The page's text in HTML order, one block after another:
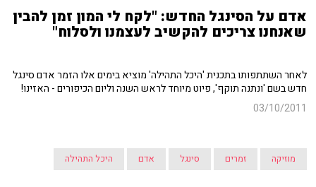
אדם על הסינגל החדש: "לקח לי המון זמן להבין
שאנחנו צריכים להקשיב לעצמנו ולסלוח"
לאחר השתתפותו בתכנית 'היכל התהילה' מוציא בימים אלו הזמר אדם סינגל
חדש בשם 'ונתנה תוקף', פיוט מיוחד לראש השנה וליום הכיפורים - האזינו!
03/10/2011
מוזיקה זמרים סינגל אדם היכל התהילה